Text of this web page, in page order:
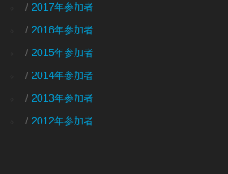
2017年参加者
2016年参加者
2015年参加者
2014年参加者
2013年参加者
2012年参加者